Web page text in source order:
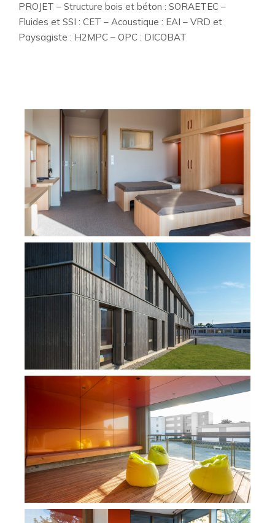
PROJET – Structure bois et béton : SORAETEC –
Fluides et SSI : CET – Acoustique : EAI – VRD et
Paysagiste : H2MPC – OPC : DICOBAT